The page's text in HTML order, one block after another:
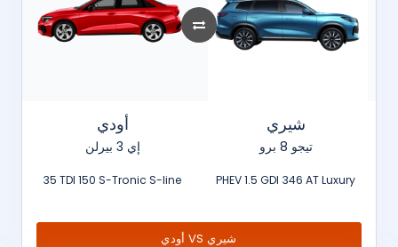
أودي
إي 3 بيرلن
35 TDI 150 S-Tronic S-line
شيري
تيجو 8 برو
PHEV 1.5 GDI 346 AT Luxury
أودي VS شيري